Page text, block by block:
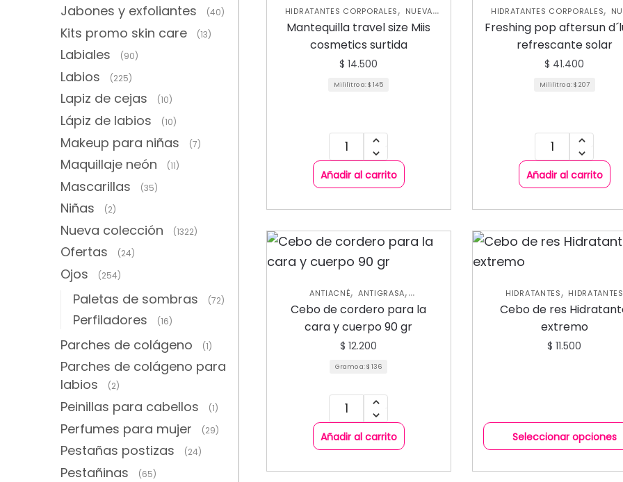
HIDRATANTES CORPORALES, NUEVA
COLECCIÓN,SKIN CARE CORPORAL
Mantequilla travel size Miis
cosmetics surtida
$ 14.500
Mililitro a:$ 145
Añadir al carrito
HIDRATANTES CORPORALES,
COLECCIÓN
Freshing pop aftersun
refrescante solar
$ 41.400
Mililitro a:$ 207
Añadir al carrito
ANTIACNÉ, ANTIGRASA,
ANTIMANCHAS,HIDRATANTES,
HIDRATANTES CORPORALES ,
COLECCIÓN,SKIN CARE FACIAL
Cebo de cordero para la
cara y cuerpo 90 gr
$ 12.200
Gramo a:$ 136
Añadir al carrito
HIDRATANTES, HIDRATANTES
CORPORALES ,NUEVA
,
FACIAL
Cebo de res
extremo
$ 11.500
Seleccionar opciones
Jabones y exfoliantes (40)
Kits promo skin care (13)
Labiales (90)
Labios (225)
Lapiz de cejas (10)
Lápiz de labios (10)
Makeup para niñas (7)
Maquillaje neón (11)
Mascarillas (35)
Niñas (2)
Nueva colección (1322)
Ofertas (24)
Ojos (254)
Paletas de sombras (72)
Perfiladores (16)
Parches de colágeno (1)
Parches de colágeno para
labios
(2)
Peinillas para cabellos (1)
Perfumes para mujer (29)
Pestañas postizas (24)
Pestañinas (65)